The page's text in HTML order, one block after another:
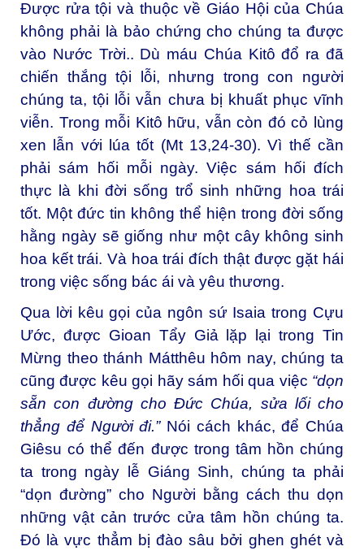
Được rửa tội và thuộc về Giáo Hội của Chúa
không phải là bảo chứng cho chúng ta được
vào Nước Trời.. Dù máu Chúa Kitô đổ ra đã
chiến thắng tội lỗi, nhưng trong con người
chúng ta, tội lỗi vẫn chưa bị khuất phục vĩnh
viễn. Trong mỗi Kitô hữu, vẫn còn đó cỏ lùng
xen lẫn với lúa tốt (Mt 13,24-30). Vì thế cần
phải sám hối mỗi ngày. Việc sám hối đích
thực là khi đời sống trổ sinh những hoa trái
tốt. Một đức tin không thể hiện trong đời sống
hằng ngày sẽ giống như một cây không sinh
hoa kết trái. Và hoa trái đích thật được gặt hái
trong việc sống bác ái và yêu thương.
Qua lời kêu gọi của ngôn sứ Isaia trong Cựu
Ước, được Gioan Tẩy Giả lặp lại trong Tin
Mừng theo thánh Mátthêu hôm nay, chúng ta
cũng được kêu gọi hãy sám hối qua việc “dọn
sẵn con đường cho Ðức Chúa, sửa lối cho
thẳng để Người đi.”Nói cách khác, để Chúa
Giêsu có thể đến được trong tâm hồn chúng
ta trong ngày lễ Giáng Sinh, chúng ta phải
“dọn đường” cho Người bằng cách thu dọn
những vật cản trước cửa tâm hồn chúng ta.
Đó là vực thẳm bị đào sâu bởi ghen ghét và